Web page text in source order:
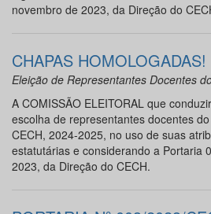
novembro de 2023, da Direção do
CHAPAS HOMOLOGADAS!
Eleição de Representantes Docentes
A COMISSÃO ELEITORAL que
escolha de representantes docentes
CECH, 2024-2025, no uso de suas
estatutárias e considerando a Portaria
2023, da Direção do CECH.